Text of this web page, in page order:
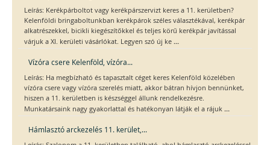
Leírás: Kerékpárboltot vagy kerékpárszervizt keres a 11. kerületben?
Kelenföldi bringaboltunkban kerékpárok széles választékával, kerékpár
alkatrészekkel, bicikli kiegészítőkkel és teljes körű kerékpár javítással
várjuk a XI. kerületi vásárlókat. Legyen szó új ke ...
Vízóra csere Kelenföld, vízóra...
Leírás: Ha megbízható és tapasztalt céget keres Kelenföld közelében
vízóra csere vagy vízóra szerelés miatt, akkor bátran hívjon bennünket,
hiszen a 11. kerületben is készséggel állunk rendelkezésre.
Munkatársaink nagy gyakorlattal és hatékonyan látják el a rájuk ...
Hámlasztó arckezelés 11. kerület,...